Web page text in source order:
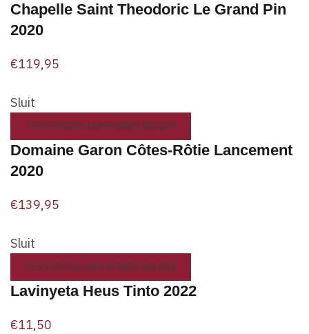
Chapelle Saint Theodoric Le Grand Pin
2020
€119,95
Sluit
TOEVOEGEN AAN WINKELWAGEN
Domaine Garon Côtes-Rôtie Lancement
2020
€139,95
Sluit
TOEVOEGEN AAN WINKELWAGEN
Lavinyeta Heus Tinto 2022
€11,50